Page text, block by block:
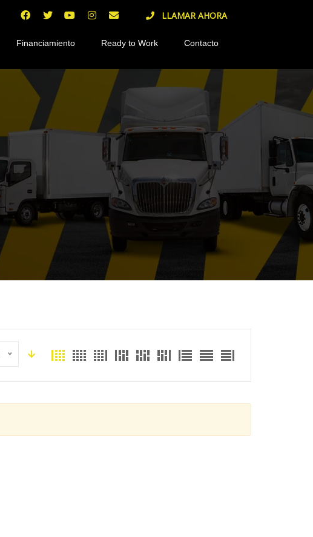
LLAMAR AHORA
Financiamiento Ready to Work Contacto